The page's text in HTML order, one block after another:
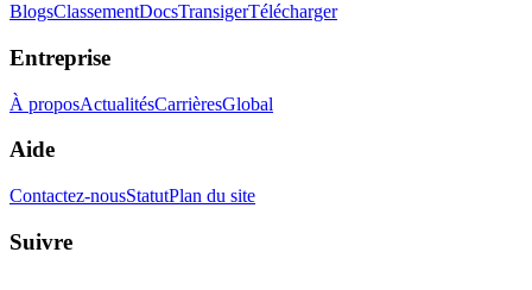
BlogsClassementDocsTransigerTélécharger
Entreprise
À proposActualitésCarrièresGlobal
Aide
Contactez-nousStatutPlan du site
Suivre